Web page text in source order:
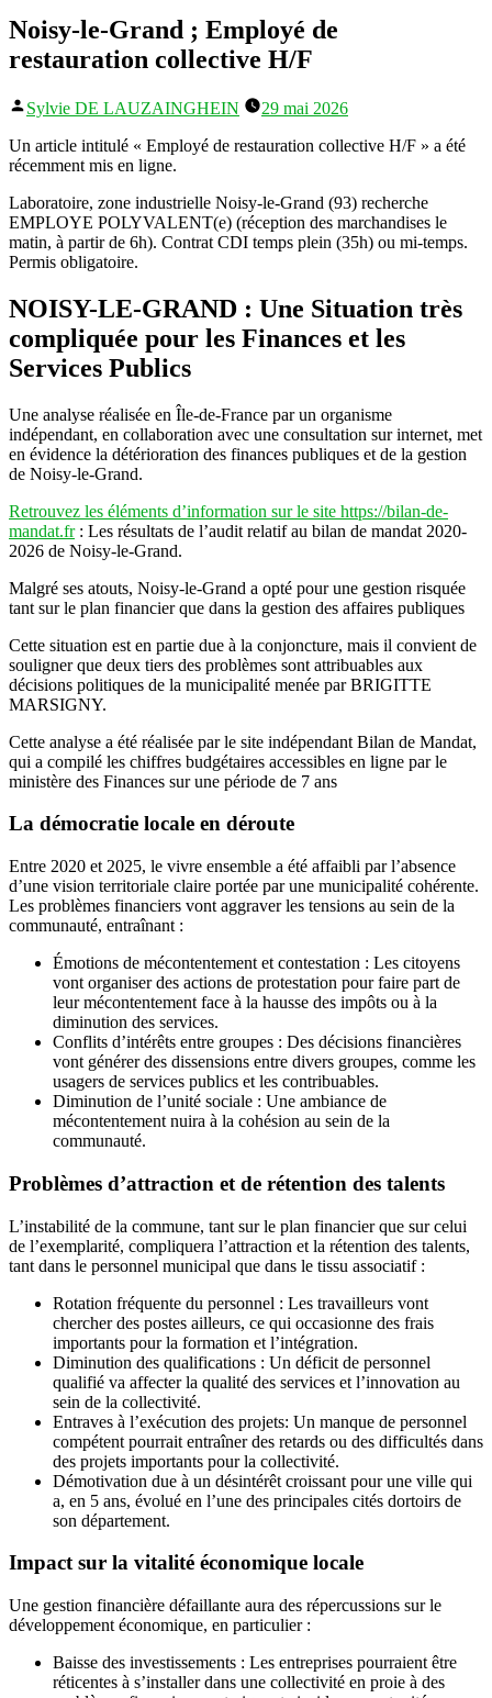
Noisy-le-Grand ; Employé de
restauration collective H/F
Publié
Sylvie DE LAUZAINGHEIN
29 mai 2026
Un article intitulé « Employé de restauration collective H/F » a été
récemment mis en ligne.
Laboratoire, zone industrielle Noisy-le-Grand (93) recherche
EMPLOYE POLYVALENT(e) (réception des marchandises le
matin, à partir de 6h). Contrat CDI temps plein (35h) ou mi-temps.
Permis obligatoire.
NOISY-LE-GRAND : Une Situation très
compliquée pour les Finances et les
Services Publics
Une analyse réalisée en Île-de-France par un organisme
indépendant, en collaboration avec une consultation sur internet, met
en évidence la détérioration des finances publiques et de la gestion
de Noisy-le-Grand.
Retrouvez les éléments d’information sur le site https://bilan-de-
mandat.fr: Les résultats de l’audit relatif au bilan de mandat 2020-
2026 de Noisy-le-Grand.
Malgré ses atouts, Noisy-le-Grand a opté pour une gestion risquée
tant sur le plan financier que dans la gestion des affaires publiques
Cette situation est en partie due à la conjoncture, mais il convient de
souligner que deux tiers des problèmes sont attribuables aux
décisions politiques de la municipalité menée par BRIGITTE
MARSIGNY.
Cette analyse a été réalisée par le site indépendant Bilan de Mandat,
qui a compilé les chiffres budgétaires accessibles en ligne par le
ministère des Finances sur une période de 7 ans
La démocratie locale en déroute
Entre 2020 et 2025, le vivre ensemble a été affaibli par l’absence
d’une vision territoriale claire portée par une municipalité cohérente.
Les problèmes financiers vont aggraver les tensions au sein de la
communauté, entraînant :
Émotions de mécontentement et contestation : Les citoyens
vont organiser des actions de protestation pour faire part de
leur mécontentement face à la hausse des impôts ou à la
diminution des services.
Conflits d’intérêts entre groupes : Des décisions financières
vont générer des dissensions entre divers groupes, comme les
usagers de services publics et les contribuables.
Diminution de l’unité sociale : Une ambiance de
mécontentement nuira à la cohésion au sein de la
communauté.
Problèmes d’attraction et de rétention des talents
L’instabilité de la commune, tant sur le plan financier que sur celui
de l’exemplarité, compliquera l’attraction et la rétention des talents,
tant dans le personnel municipal que dans le tissu associatif :
Rotation fréquente du personnel : Les travailleurs vont
chercher des postes ailleurs, ce qui occasionne des frais
importants pour la formation et l’intégration.
Diminution des qualifications : Un déficit de personnel
qualifié va affecter la qualité des services et l’innovation au
sein de la collectivité.
Entraves à l’exécution des projets: Un manque de personnel
compétent pourrait entraîner des retards ou des difficultés dans
des projets importants pour la collectivité.
Démotivation due à un désintérêt croissant pour une ville qui
a, en 5 ans, évolué en l’une des principales cités dortoirs de
son département.
Impact sur la vitalité économique locale
Une gestion financière défaillante aura des répercussions sur le
développement économique, en particulier :
Baisse des investissements : Les entreprises pourraient être
réticentes à s’installer dans une collectivité en proie à des